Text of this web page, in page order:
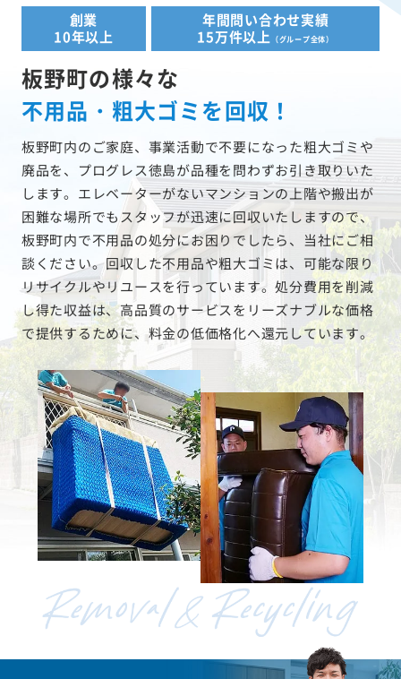
創業
10年以上
年間問い合わせ実績
15万件以上
（グループ全体）
板野町の様々な
不用品・粗大ゴミを回収！
板野町内のご家庭、事業活動で不要になった粗大ゴミや
廃品を、プログレス徳島が品種を問わずお引き取りいた
します。エレベーターがないマンションの上階や搬出が
困難な場所でもスタッフが迅速に回収いたしますので、
板野町内で不用品の処分にお困りでしたら、当社にご相
談ください。回収した不用品や粗大ゴミは、可能な限り
リサイクルやリユースを行っています。処分費用を削減
し得た収益は、高品質のサービスをリーズナブルな価格
で提供するために、料金の低価格化へ還元しています。